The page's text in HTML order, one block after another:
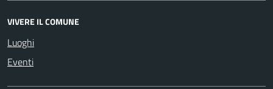
VIVERE IL COMUNE
Luoghi
Eventi